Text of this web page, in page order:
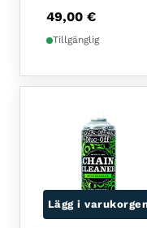
49,00 €
Tillgänglig
Lägg i